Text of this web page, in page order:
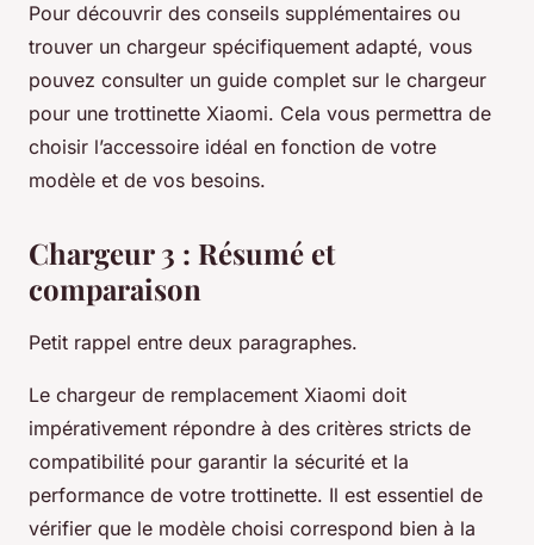
Pour découvrir des conseils supplémentaires ou
trouver un chargeur spécifiquement adapté, vous
pouvez consulter un guide complet sur le chargeur
pour une trottinette Xiaomi. Cela vous permettra de
choisir l’accessoire idéal en fonction de votre
modèle et de vos besoins.
Chargeur 3 : Résumé et
comparaison
Petit rappel entre deux paragraphes.
Le chargeur de remplacement Xiaomi doit
impérativement répondre à des critères stricts de
compatibilité pour garantir la sécurité et la
performance de votre trottinette. Il est essentiel de
vérifier que le modèle choisi correspond bien à la